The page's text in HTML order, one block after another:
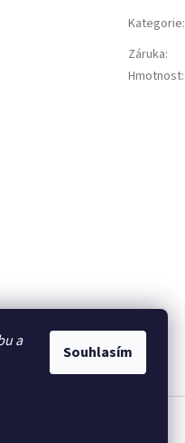
a
Souhlasím
Kategorie:
Záruka:
Hmotnost: